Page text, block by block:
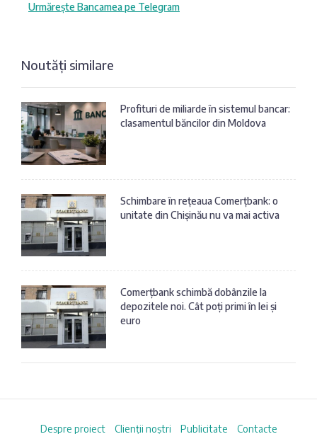
Urmărește Bancamea pe Telegram
Noutăți similare
Profituri de miliarde în sistemul bancar:
clasamentul băncilor din Moldova
Schimbare în rețeaua Comerțbank: o
unitate din Chișinău nu va mai activa
Comerțbank schimbă dobânzile la
depozitele noi. Cât poți primi în lei și
euro
Despre proiect Clienții noștri Publicitate Contacte